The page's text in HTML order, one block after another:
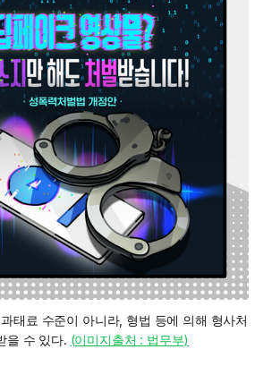
태료 수준이 아니라, 형법 등에 의해 형사처
을 수 있다. (이미지출처 : 법무부)